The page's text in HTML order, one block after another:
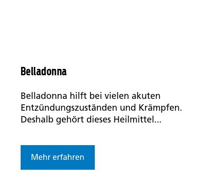
Belladonna
Belladonna hilft bei vielen akuten
Entzündungszuständen und Krämpfen.
Deshalb gehört dieses Heilmittel...
Mehr erfahren